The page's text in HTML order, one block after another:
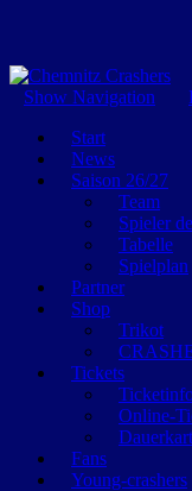
GEMEINSAM EINE
Show Navigation
Start
News
Saison 26/27
Team
Spieler
Tabelle
Spielplan
Partner
Shop
Trikot
Tickets
Online-
Fans
Young-crashers